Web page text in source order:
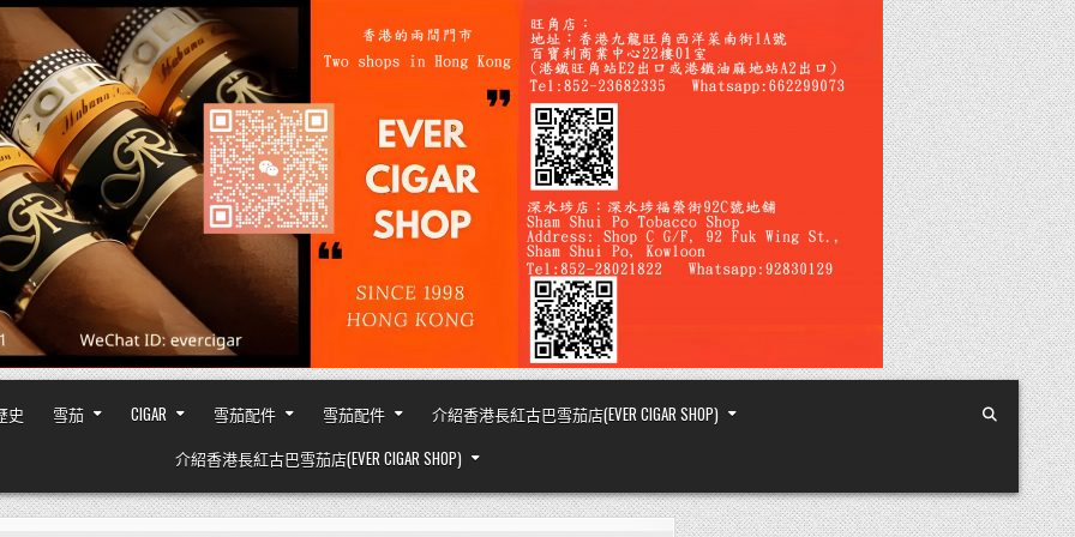
史 雪茄 CIGAR 雪茄配件 雪茄配件
介紹香港長紅古巴雪茄店(EVER CIGAR SHOP)
介紹香港長紅古巴雪茄店(EVER CIGAR SHOP)